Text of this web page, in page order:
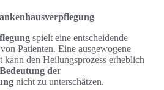
spielt eine entscheidende
Patienten. Eine ausgewogene
den Heilungsprozess erheblich
Bedeutung der
nicht zu unterschätzen.